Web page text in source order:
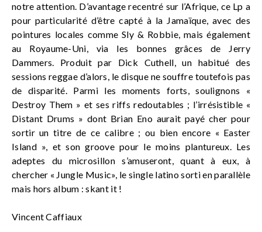
notre attention. D’avantage recentré sur l’Afrique, ce Lp a
pour particularité d’être capté à la Jamaïque, avec des
pointures locales comme Sly & Robbie, mais également
au Royaume-Uni, via les bonnes grâces de Jerry
Dammers. Produit par Dick Cuthell, un habitué des
sessions reggae d’alors, le disque ne souffre toutefois pas
de disparité. Parmi les moments forts, soulignons «
Destroy Them » et ses riffs redoutables ; l’irrésistible «
Distant Drums » dont Brian Eno aurait payé cher pour
sortir un titre de ce calibre ; ou bien encore « Easter
Island », et son groove pour le moins plantureux. Les
adeptes du microsillon s’amuseront, quant à eux, à
chercher « Jungle Music», le single latino sorti en parallèle
mais hors album : skant it !
Vincent Caffiaux